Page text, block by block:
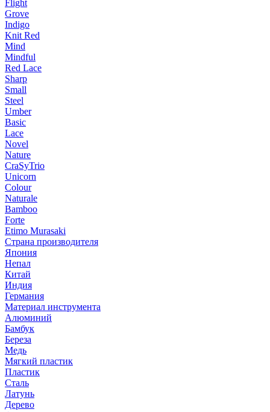
Flight
Grove
Indigo
Knit Red
Mind
Mindful
Red Lace
Sharp
Small
Steel
Umber
Basic
Lace
Novel
Nature
CraSyTrio
Unicorn
Colour
Naturale
Bamboo
Forte
Etimo Murasaki
Страна производителя
Япония
Непал
Китай
Индия
Германия
Материал инструмента
Алюминий
Бамбук
Береза
Медь
Мягкий пластик
Пластик
Сталь
Латунь
Дерево